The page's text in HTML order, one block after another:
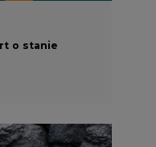
o stanie